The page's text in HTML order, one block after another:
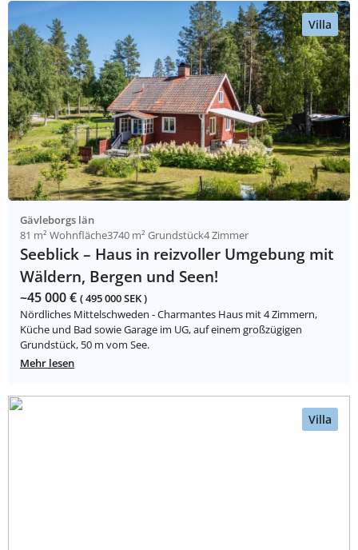
Villa
Gävleborgs län
81 m² Wohnfläche3740 m² Grundstück4 Zimmer
Seeblick – Haus in reizvoller Umgebung mit
Wäldern, Bergen und Seen!
~45 000 € ( 495 000 SEK )
Nördliches Mittelschweden - Charmantes Haus mit 4 Zimmern,
Küche und Bad sowie Garage im UG, auf einem großzügigen
Grundstück, 50 m vom See.
Mehr lesen
Villa